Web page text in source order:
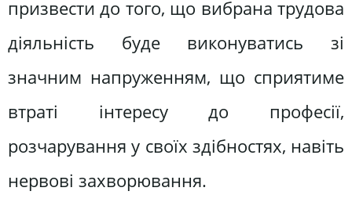
призвести до того, що вибрана трудова
діяльність буде виконуватись зі
значним напруженням, що сприятиме
втраті інтересу до професії,
розчарування у своїх здібностях, навіть
нервові захворювання.